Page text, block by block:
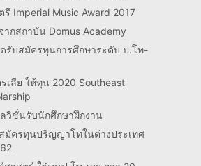
Imperial Music Award 2017
กสถาบัน Domus Academy
ดรับสมัครทุนการศึกษาระดับ ป.โท-
รเลีย ให้ทุน 2020 Southeast
ลวิชั่นรับนักศึกษาฝึกงาน
มัครทุนปริญญาโทในต่างประเทศ